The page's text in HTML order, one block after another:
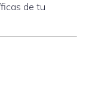
de tu